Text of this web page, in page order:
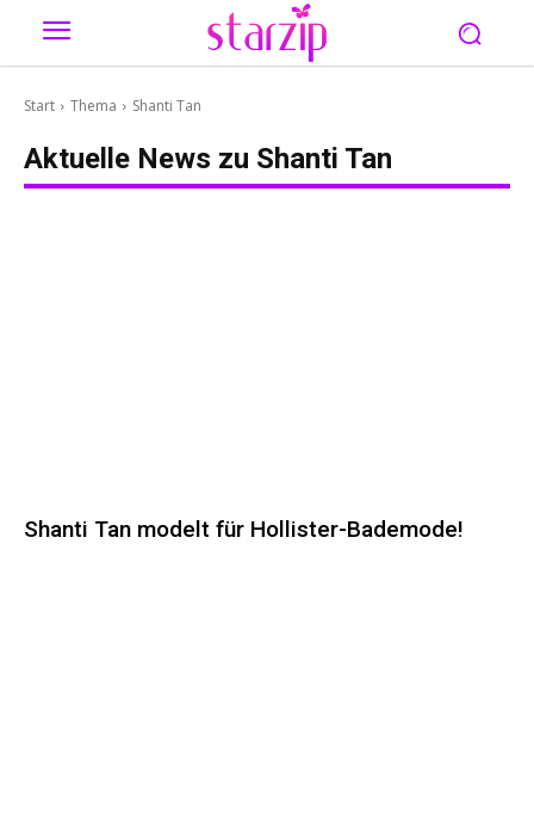
Start Thema Shanti Tan
Aktuelle News zu Shanti Tan
Shanti Tan modelt für Hollister-Bademode!